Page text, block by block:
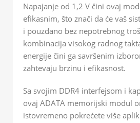
Napajanje od 1,2 V čini ovaj
efikasnim, što znači da će vaš
i pouzdano bez nepotrebnog
kombinacija visokog radnog
energije čini ga savršenim
zahtevaju brzinu i efikasnost.
Sa svojim DDR4 interfejsom i
ovaj ADATA memorijski modul
istovremeno pokrećete više